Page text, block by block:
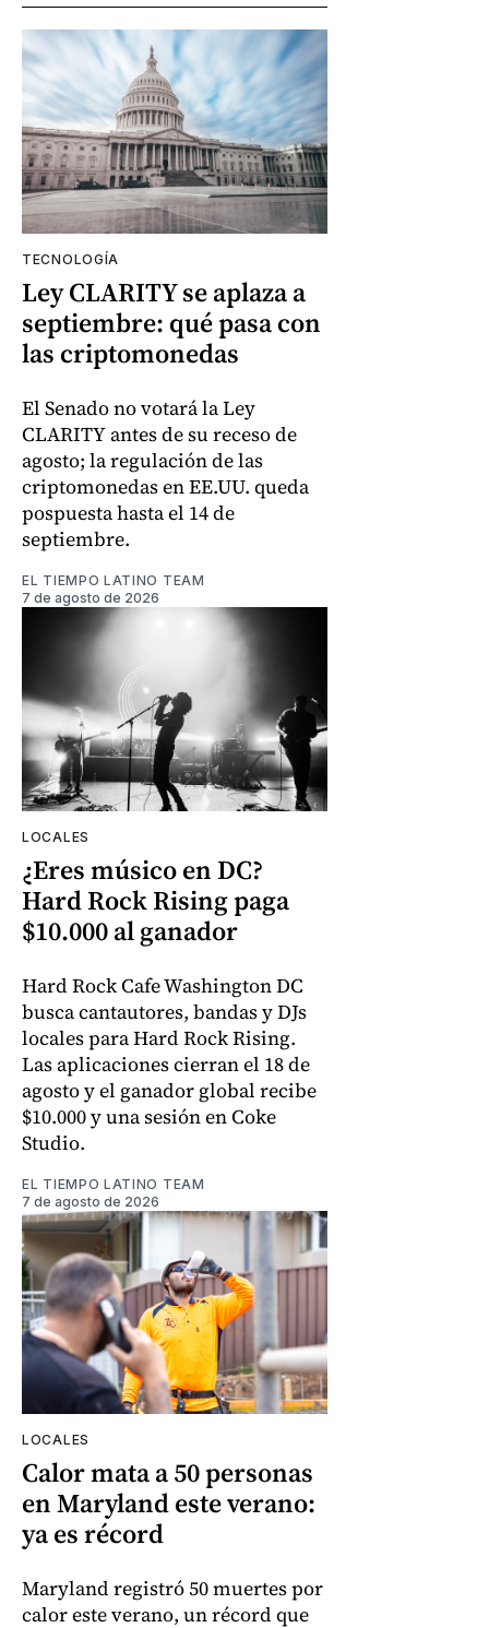
TECNOLOGÍA
Ley CLARITY se aplaza a
septiembre: qué pasa con
las criptomonedas
El Senado no votará la Ley
CLARITY antes de su receso de
agosto; la regulación de las
criptomonedas en EE.UU. queda
pospuesta hasta el 14 de
septiembre.
EL TIEMPO LATINO TEAM
7 de agosto de 2026
LOCALES
¿Eres músico en DC?
Hard Rock Rising paga
$10.000 al ganador
Hard Rock Cafe Washington DC
busca cantautores, bandas y DJs
locales para Hard Rock Rising.
Las aplicaciones cierran el 18 de
agosto y el ganador global recibe
$10.000 y una sesión en Coke
Studio.
EL TIEMPO LATINO TEAM
7 de agosto de 2026
LOCALES
Calor mata a 50 personas
en Maryland este verano:
ya es récord
Maryland registró 50 muertes por
calor este verano, un récord que